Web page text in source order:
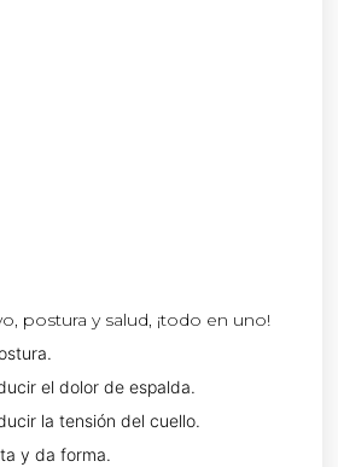
postura y salud, ¡todo en uno!
el dolor de espalda.
la tensión del cuello.
y da forma.